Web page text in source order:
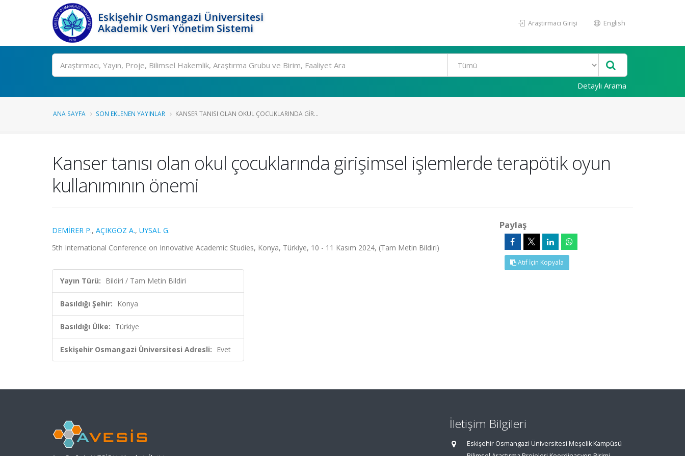
Eskişehir Osmangazi Üniversitesi
Akademik Veri Yönetim Sistemi
Araştırmacı Girişi English
Ara
Detaylı Arama
ANA SAYFA SON EKLENEN YAYINLAR KANSER TANISI OLAN OKUL ÇOCUKLARINDA GIR...
Kanser tanısı olan okul çocuklarında girişimsel işlemlerde terapötik oyun
kullanımının önemi
DEMİRER P., AÇIKGÖZ A., UYSAL G.
5th International Conference on Innovative Academic Studies, Konya, Türkiye, 10 - 11 Kasım 2024, (Tam Metin Bildiri)
Yayın Türü: Bildiri / Tam Metin Bildiri
Basıldığı Şehir: Konya
Basıldığı Ülke: Türkiye
Eskişehir Osmangazi Üniversitesi Adresli: Evet
Paylaş
Atıf İçin Kopyala
İletişim Bilgileri
Eskişehir Osmangazi Üniversitesi Meşelik Kampüsü